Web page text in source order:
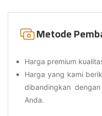
Metode
Harga premium
Harga yang kami
dibandingkan
Anda.